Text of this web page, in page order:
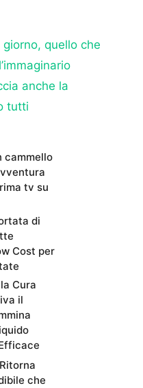
quello che
anche la
tutti
cammello
tv su
di
Cost per
Cura
il
che